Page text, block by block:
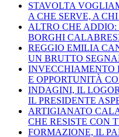
STAVOLTA
A CHE SERVE, A
ALTRO CHE
BORGHI
REGGIO EMILIA
UN BRUTTO
INVECCHIAMENTO
E OPPORTUNITÀ
INDAGINI, IL
IL PRESIDENTE
ARTIGIANATO
CHE RESISTE CON
FORMAZIONE, IL